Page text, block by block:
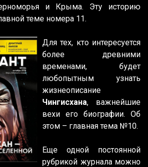
и Крыма. Эту историю
теме номера 11.
Для тех, кто интересуется
более древними
временами, будет
любопытным узнать
жизнеописание
Чингисхана, важнейшие
вехи его биографии. Об
этом – главная тема №10.
Еще одной постоянной
рубрикой журнала можно